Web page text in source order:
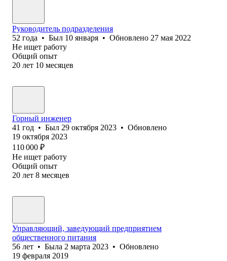
Руководитель подразделения
52 года • Был 10 января • Обновлено 27 мая 2022
Не ищет работу
Общий опыт
20 лет 10 месяцев
Горный инженер
41 год • Был 29 октября 2023 • Обновлено
19 октября 2023
110 000 ₽
Не ищет работу
Общий опыт
20 лет 8 месяцев
Управляющий, заведующий предприятием
общественного питания
56 лет • Была 2 марта 2023 • Обновлено
19 февраля 2019